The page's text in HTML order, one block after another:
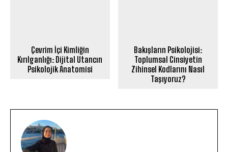
Çevrim İçi Kimliğin
Kırılganlığı: Dijital Utancın
Psikolojik Anatomisi
Bakışların Psikolojisi:
Toplumsal Cinsiyetin
Zihinsel Kodlarını Nasıl
Taşıyoruz?